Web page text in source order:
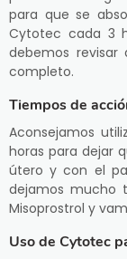
para que se
Cytotec cada 3
debemos revisar
completo.
Tiempos de
Aconsejamos
horas para dejar
útero y con el
dejamos mucho
Misoprostrol y
Uso de Cytotec